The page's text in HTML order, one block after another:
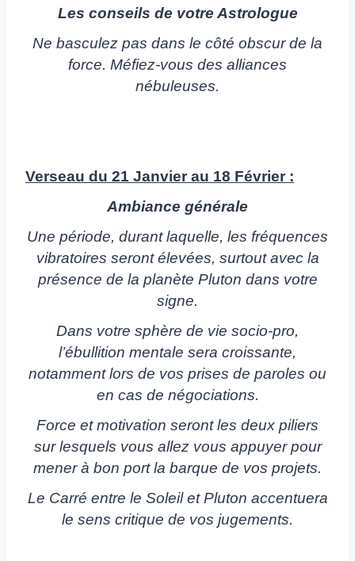
Les conseils de votre Astrologue
Ne basculez pas dans le côté obscur de la
force. Méfiez-vous des alliances
nébuleuses.
Verseau du 21 Janvier au 18 Février :
Ambiance générale
Une période, durant laquelle, les fréquences
vibratoires seront élevées, surtout avec la
présence de la planète Pluton dans votre
signe.
Dans votre sphère de vie socio-pro,
l’ébullition mentale sera croissante,
notamment lors de vos prises de paroles ou
en cas de négociations.
Force et motivation seront les deux piliers
sur lesquels vous allez vous appuyer pour
mener à bon port la barque de vos projets.
Le Carré entre le Soleil et Pluton accentuera
le sens critique de vos jugements.